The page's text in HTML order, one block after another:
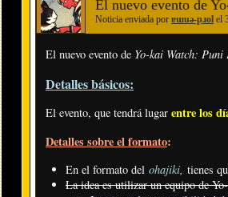
El nuevo evento de
Noticia enviada por ɐɯuǝ-pɹol el
El nuevo evento de Yo-kai Watch: Puni
Detalles básicos:
El evento, que tendrá lugar entre los
Detalles sobre el formato:
En el formato del ohajiki, tienes
La idea es utilizar un equipo de